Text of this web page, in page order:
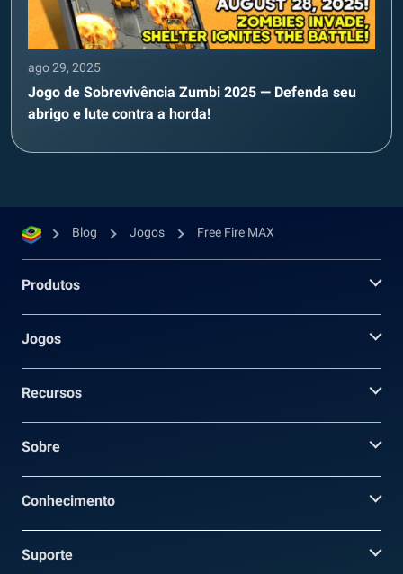
ago 29, 2025
Jogo de Sobrevivência Zumbi 2025 — Defenda seu
abrigo e lute contra a horda!
Blog Jogos Free Fire MAX
Produtos
Jogos
Recursos
Sobre
Conhecimento
Suporte